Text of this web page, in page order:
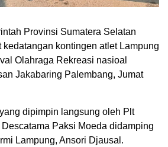
Provinsi Sumatera Selatan
kedatangan kontingen atlet Lampung
Olahraga Rekreasi nasioal
Jakabaring Palembang, Jumat
dipimpin langsung oleh Plt
Paksi Moeda didamping
Lampung, Ansori Djausal.